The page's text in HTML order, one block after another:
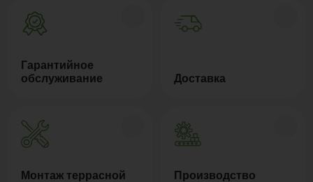
Гарантийное
обслуживание
Доставка
Монтаж террасной
Производство